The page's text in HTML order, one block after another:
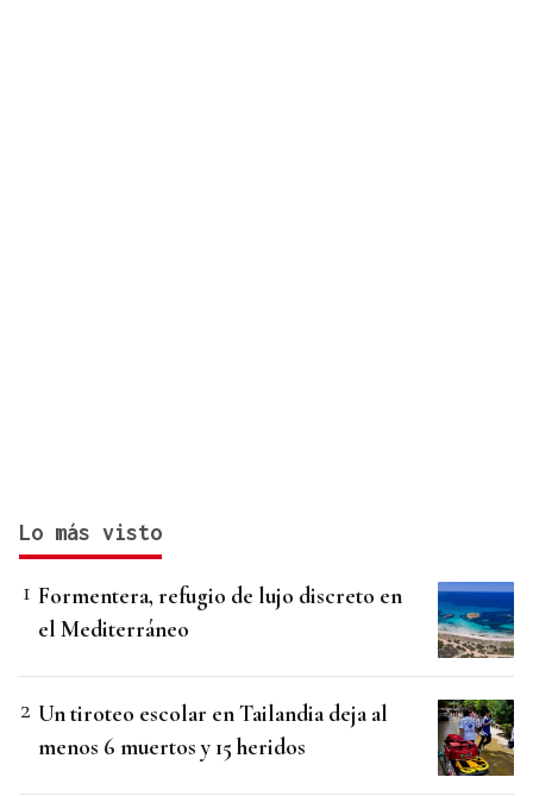
Lo más visto
Formentera, refugio de lujo discreto en
el Mediterráneo
Un tiroteo escolar en Tailandia deja al
menos 6 muertos y 15 heridos